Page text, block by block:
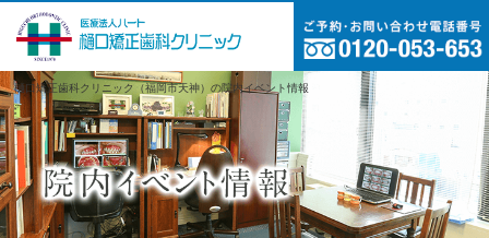
樋口矯正歯科クリニック（福岡市天神）の院内イベント情報